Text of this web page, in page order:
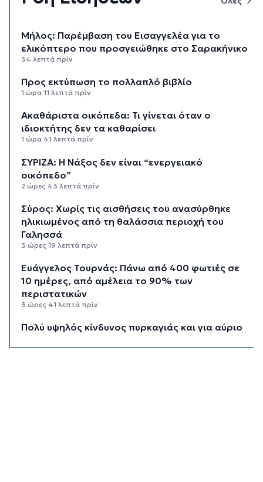
Μήλος: Παρέμβαση του Εισαγγελέα για το
ελικόπτερο που προσγειώθηκε στο Σαρακήνικο
34 λεπτά πρίν
Προς εκτύπωση το πολλαπλό βιβλίο
1 ώρα 11 λεπτά πρίν
Ακαθάριστα οικόπεδα: Τι γίνεται όταν ο
ιδιοκτήτης δεν τα καθαρίσει
1 ώρα 41 λεπτά πρίν
ΣΥΡΙΖΑ: Η Νάξος δεν είναι “ενεργειακό
οικόπεδο”
2 ώρες 43 λεπτά πρίν
Σύρος: Χωρίς τις αισθήσεις του ανασύρθηκε
ηλικιωμένος από τη θαλάσσια περιοχή του
Γαλησσά
3 ώρες 19 λεπτά πρίν
Ευάγγελος Τουρνάς: Πάνω από 400 φωτιές σε
10 ημέρες, από αμέλεια το 90% των
περιστατικών
3 ώρες 41 λεπτά πρίν
Πολύ υψηλός κίνδυνος πυρκαγιάς και για αύριο